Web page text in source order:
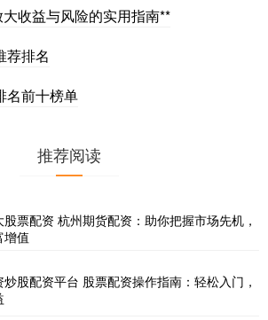
收益与风险的实用指南**
荐排名
名前十榜单
推荐阅读
股票配资 杭州期货配资：助你把握市场先机，
增值
股配资平台 股票配资操作指南：轻松入门，